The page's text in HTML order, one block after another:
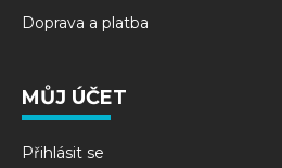
Doprava a platba
MŮJ ÚČET
Přihlásit se